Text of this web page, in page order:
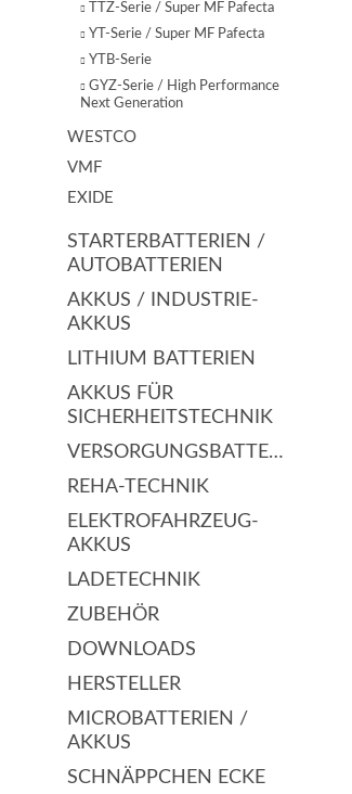
TTZ-Serie / Super MF Pafecta
YT-Serie / Super MF Pafecta
YTB-Serie
GYZ-Serie / High Performance
Next Generation
WESTCO
VMF
EXIDE
STARTERBATTERIEN /
AUTOBATTERIEN
AKKUS / INDUSTRIE-
AKKUS
LITHIUM BATTERIEN
AKKUS FÜR
SICHERHEITSTECHNIK
VERSORGUNGSBATTERIEN
REHA-TECHNIK
ELEKTROFAHRZEUG-
AKKUS
LADETECHNIK
ZUBEHÖR
DOWNLOADS
HERSTELLER
MICROBATTERIEN /
AKKUS
SCHNÄPPCHEN ECKE